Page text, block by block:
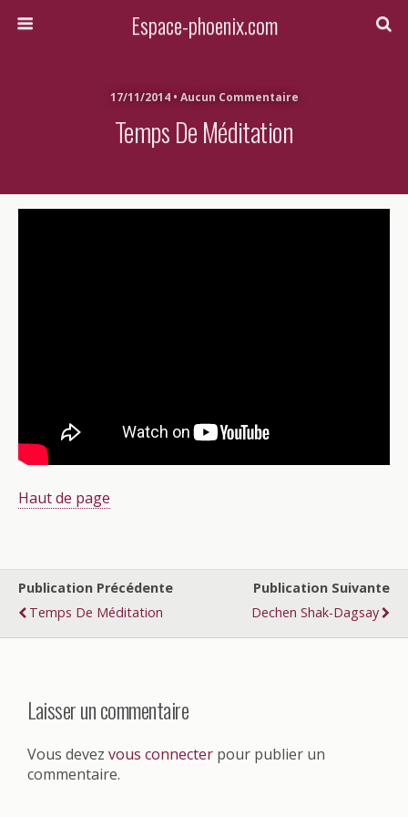
Espace-phoenix.com
17/11/2014 • Aucun Commentaire
Temps De Méditation
Haut de page
Publication Précédente
Temps De Méditation
Publication Suivante
Dechen Shak-Dagsay
Laisser un commentaire
Vous devez vous connecter pour publier un
commentaire.